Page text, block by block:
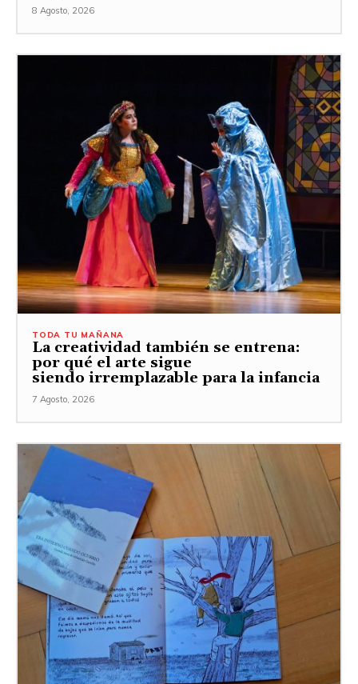
8 Agosto, 2026
TODA TU MAÑANA
La creatividad también se entrena:
por qué el arte sigue
siendo irremplazable para la infancia
7 Agosto, 2026